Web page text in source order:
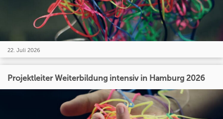
22. Juli 2026
Projektleiter Weiterbildung intensiv in Hamburg 2026